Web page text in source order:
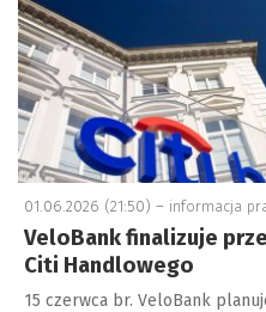
01.06.2026 (21:50) – informacja
VeloBank finalizuje
Citi Handlowego
15 czerwca br. VeloBank